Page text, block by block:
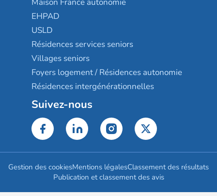
EHPAD
USLD
Résidences services seniors
Villages seniors
Foyers logement / Résidences autonomie
Résidences intergénérationnelles
Suivez-nous
Gestion des cookiesMentions légalesClassement des résultats
Publication et classement des avis